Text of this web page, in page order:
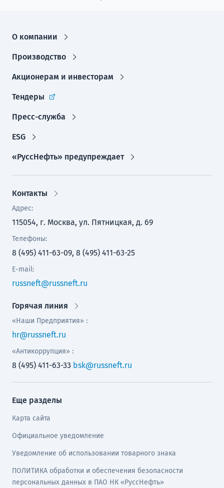
О компании
Производство
Акционерам и инвесторам
Тендеры
Пресс-служба
ESG
«РуссНефть» предупреждает
Контакты
Адрес:
115054, г. Москва, ул. Пятницкая, д. 69
Телефоны:
8 (495) 411-63-09, 8 (495) 411-63-25
E-mail:
russneft@russneft.ru
Горячая линия
«Наши Предприятия» :
hr@russneft.ru
«Антикоррупция» :
8 (495) 411-63-33 bsk@russneft.ru
Еще разделы
Карта сайта
Официальное уведомление
Уведомление об использовании товарного знака
ПОЛИТИКА обработки и обеспечения безопасности
персональных данных в ПАО НК «РуссНефть»